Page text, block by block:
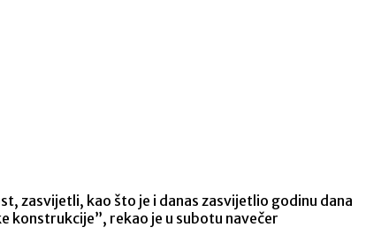
zasvijetli, kao što je i danas zasvijetlio godinu dana
konstrukcije”, rekao je u subotu navečer